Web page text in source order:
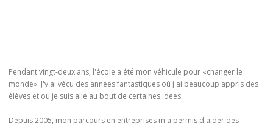
Pendant vingt-deux ans, l'école a été mon véhicule pour «changer le
monde». J'y ai vécu des années fantastiques où j'ai beaucoup appris des
élèves et où je suis allé au bout de certaines idées.
Depuis 2005, mon parcours en entreprises m'a permis d'aider des